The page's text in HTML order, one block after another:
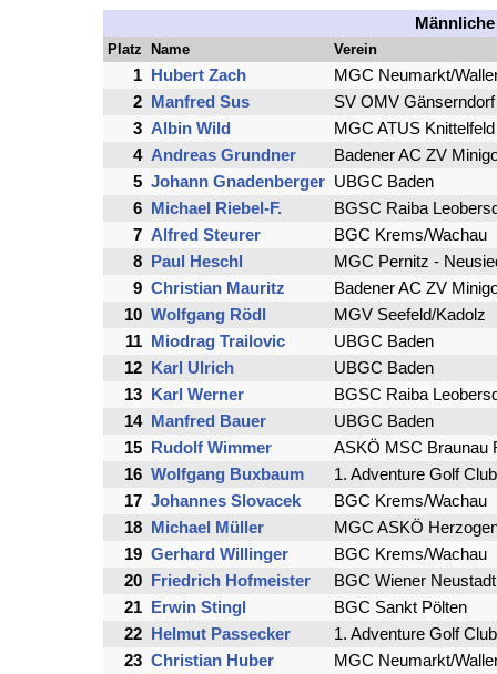
Platz Name Verein
1 Hubert Zach
MGC Neumarkt/
2
Manfred Sus
SV OMV Gänserndorf
3 Albin Wild
MGC ATUS Knittelfeld
4 Andreas Grundner
Badener AC ZV
5 Johann Gnadenberger UBGC Baden
6
Michael Riebel-F.
BGSC Raiba
7 Alfred Steurer
BGC Krems/Wachau
8
Paul Heschl
MGC Pernitz -
9 Christian Mauritz
Badener AC ZV
10 Wolfgang Rödl
MGV Seefeld/Kadolz
11
Miodrag Trailovic
UBGC Baden
12
Karl Ulrich
UBGC Baden
13
Karl Werner
BGSC Raiba
14
Manfred Bauer
UBGC Baden
15
Rudolf Wimmer
ASKÖ MSC Braunau
16 Wolfgang Buxbaum
1. Adventure Golf
17 Johannes Slovacek
BGC Krems/Wachau
18
Michael Müller
MGC ASKÖ
19 Gerhard Willinger
BGC Krems/Wachau
20
Friedrich Hofmeister
BGC Wiener Neustadt
21
Erwin Stingl
BGC Sankt Pölten
22
Helmut Passecker
1. Adventure Golf
23 Christian Huber
MGC Neumarkt/